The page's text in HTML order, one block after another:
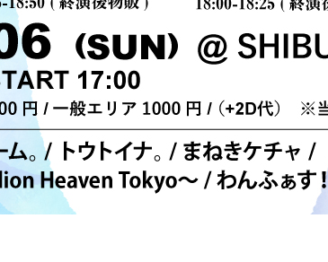
CALENDAR